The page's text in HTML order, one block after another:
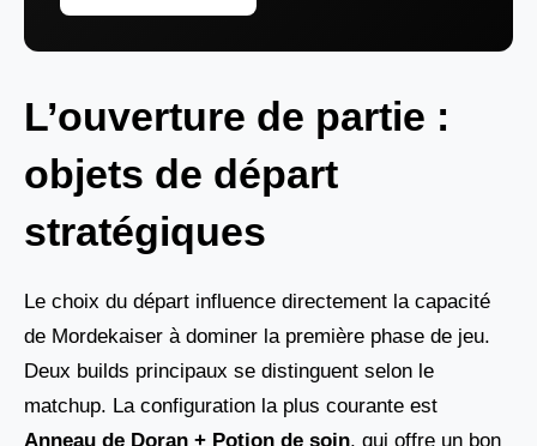
L’ouverture de partie :
objets de départ
stratégiques
Le choix du départ influence directement la capacité
de Mordekaiser à dominer la première phase de jeu.
Deux builds principaux se distinguent selon le
matchup. La configuration la plus courante est
Anneau de Doran + Potion de soin, qui offre un bon